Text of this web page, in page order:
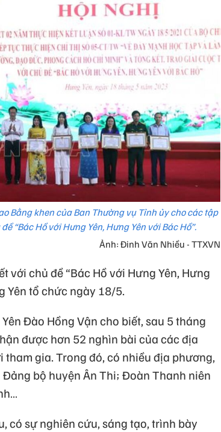
Bằng khen của Ban Thường vụ Tỉnh ủy cho các tập
“Bác Hồ với Hưng Yên, Hưng Yên với Bác Hồ”.
Ảnh: Đinh Văn Nhiều - TTXVN
với chủ đề “Bác Hồ với Hưng Yên, Hưng
Yên tổ chức ngày 18/5.
Đào Hồng Vận cho biết, sau 5 tháng
được hơn 52 nghìn bài của các địa
gia. Trong đó, có nhiều địa phương,
bộ huyện Ân Thi; Đoàn Thanh niên
có sự nghiên cứu, sáng tạo, trình bày